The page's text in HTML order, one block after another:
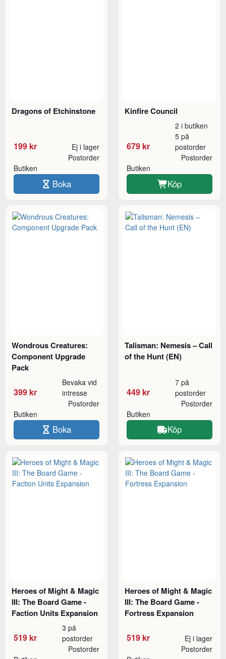
Dragons of Etchinstone
199 kr Ej i lager
Butiken
Postorder
Boka
Kinfire Council
679 kr
2 i butiken
5 på
postorder
Butiken
Postorder
Köp
Wondrous Creatures:
Component Upgrade
Pack
399 kr
Bevaka vid
intresse
Butiken
Postorder
Boka
Talisman: Nemesis – Call
of the Hunt (EN)
449 kr
7 på
postorder
Butiken
Postorder
Köp
Heroes of Might & Magic
III: The Board Game -
Faction Units Expansion
519 kr
3 på
postorder
Postorder
Heroes of Might & Magic
III: The Board Game -
Fortress Expansion
519 kr Ej i lager
Postorder